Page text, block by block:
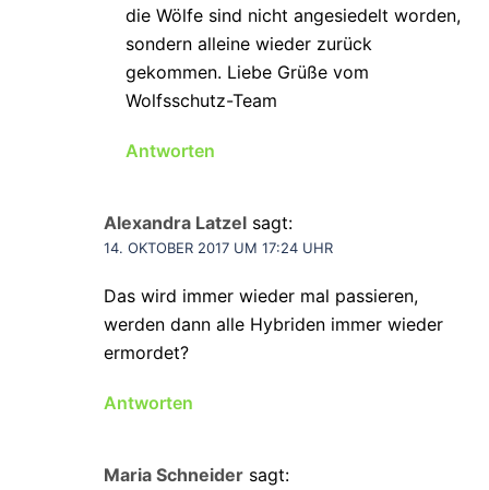
die Wölfe sind nicht angesiedelt worden,
sondern alleine wieder zurück
gekommen. Liebe Grüße vom
Wolfsschutz-Team
Antworten
Alexandra Latzel sagt:
14. OKTOBER 2017 UM 17:24 UHR
Das wird immer wieder mal passieren,
werden dann alle Hybriden immer wieder
ermordet?
Antworten
Maria Schneider sagt: